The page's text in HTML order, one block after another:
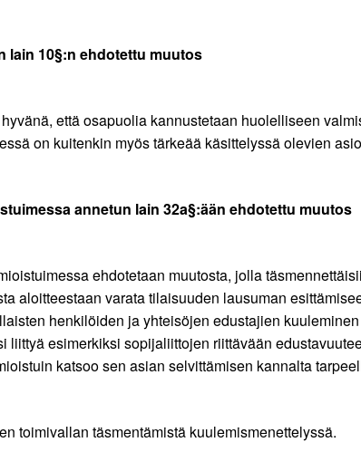
lain 10§:n ehdotettu muutos
että osapuolia kannustetaan huolelliseen
on kuitenkin myös tärkeää käsittelyssä olevien
annetun lain 32a§:ään ehdotettu muutos
ehdotetaan muutosta, jolla
aloitteestaan varata tilaisuuden lausuman
henkilöiden ja yhteisöjen edustajien
liittyä esimerkiksi sopijaliittojen riittävään
katsoo sen asian selvittämisen kannalta
toimivallan täsmentämistä kuulemismenettelyssä.